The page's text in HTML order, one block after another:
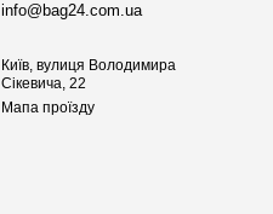
info@bag24.com.ua
Київ, вулиця Володимира
Сікевича, 22
Мапа проїзду